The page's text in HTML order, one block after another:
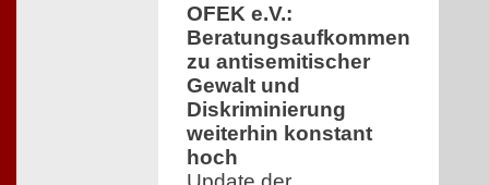
OFEK e.V.:
Beratungsaufkommen
zu antisemitischer
Gewalt und
Diskriminierung
weiterhin konstant
hoch